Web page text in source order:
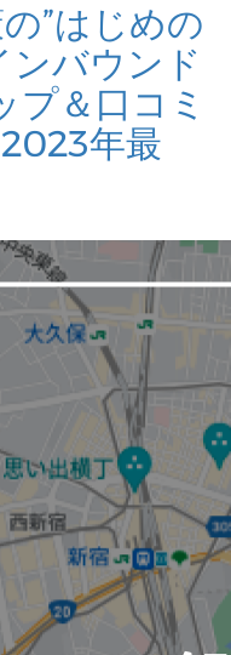
”はじめの
ンバウンド
プ＆口コミ
年最